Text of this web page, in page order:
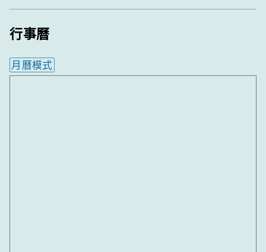
行事曆
月曆模式